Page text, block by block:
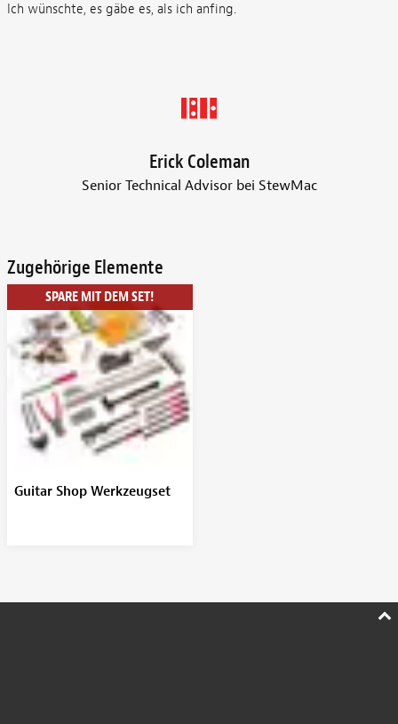
Ich wünschte, es gäbe es, als ich anfing.
Erick Coleman
Senior Technical Advisor bei StewMac
Zugehörige Elemente
SPARE MIT DEM SET!
Guitar Shop Werkzeugset